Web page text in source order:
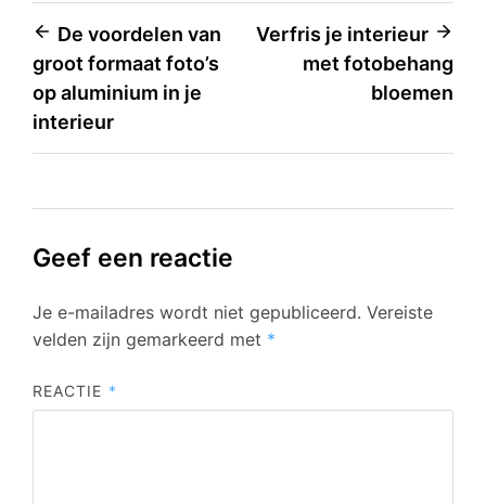
Bericht
navigatie
De voordelen van
groot formaat foto’s
op aluminium in je
interieur
Verfris je interieur
met fotobehang
bloemen
Geef een reactie
Je e-mailadres wordt niet gepubliceerd. Vereiste
velden zijn gemarkeerd met *
REACTIE *